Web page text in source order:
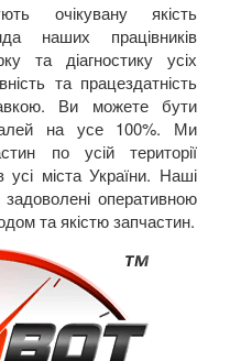
очікувану якість
наших працівників
та діагностику усіх
та працездатність
Ви можете бути
на усе 100%. Ми
по усій території
міста України. Наші
оперативною
та якістю запчастин.